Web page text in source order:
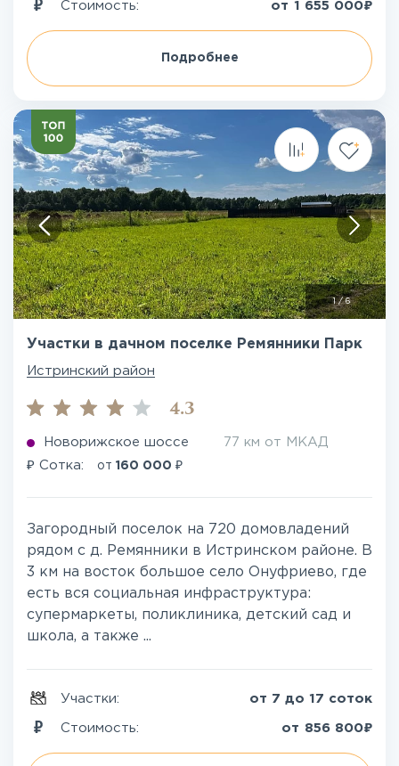
Стоимость: от 1 655 000₽
Подробнее
1/6
Участки в дачном поселке Ремянники Парк
Истринский район
4.3
Новорижское шоссе 77 км от МКАД
₽ Сотка: от 160 000 ₽
Загородный поселок на 720 домовладений
рядом с д. Ремянники в Истринском районе. В
3 км на восток большое село Онуфриево, где
есть вся социальная инфраструктура:
супермаркеты, поликлиника, детский сад и
школа, а также ...
Участки: от 7 до 17 соток
Стоимость: от 856 800₽